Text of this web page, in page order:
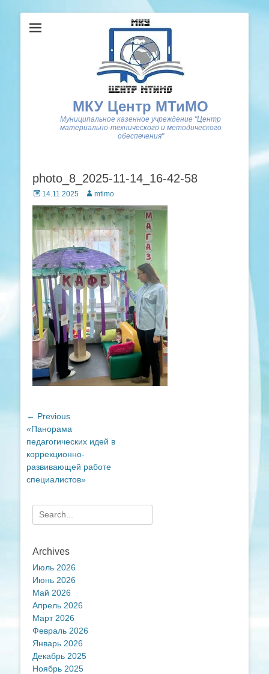
МКУ Центр МТиМО
Муниципальное казенное учреждение "Центр
материально-технического и методического
обеспечения"
photo_8_2025-11-14_16-42-58
Posted
on
14.11.2025 Author
mtimo
Навигация
по
записям
← Previous
Previous
post:
«Панорама
педагогических идей в
коррекционно-
развивающей работе
специалистов»
Search
for:
Archives
Июль 2026
Июнь 2026
Май 2026
Апрель 2026
Март 2026
Февраль 2026
Январь 2026
Декабрь 2025
Ноябрь 2025